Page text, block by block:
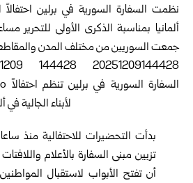
نظمت السفارة السورية في برلين احتفالاً
ألمانيا بمناسبة الذكرى الأولى للتحرير
جمعت السوريين من مختلف المدن
بدأت التحضيرات للاحتفالية منذ
تزيين مبنى السفارة بالأعلام
أن تفتح الأبواب لاستقبال